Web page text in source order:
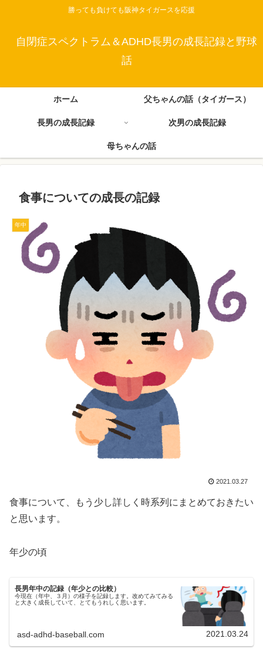
勝っても負けても阪神タイガースを応援
自閉症スペクトラム＆ADHD長男の成長記録と野球
話
ホーム 父ちゃんの話（タイガース）
長男の成長記録 次男の成長記録
母ちゃんの話
食事についての成長の記録
年中
2021.03.27
食事について、もう少し詳しく時系列にまとめておきたい
と思います。
年少の頃
長男年中の記録（年少との比較）
今現在（年中、３月）の様子を記録します。改めてみてみる
と大きく成長していて、とてもうれしく思います。
asd-adhd-baseball.com 2021.03.24